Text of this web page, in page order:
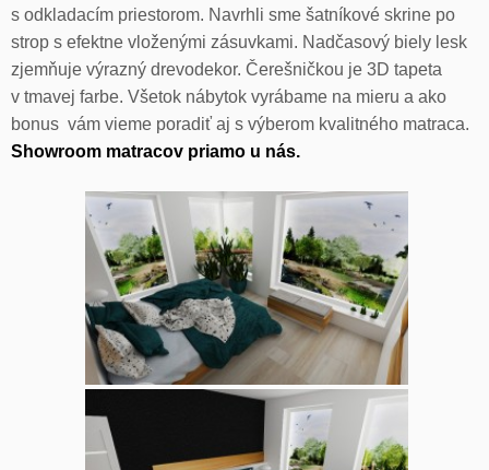
s odkladacím priestorom. Navrhli sme šatníkové skrine po
strop s efektne vloženými zásuvkami. Nadčasový biely lesk
zjemňuje výrazný drevodekor. Čerešničkou je 3D tapeta
v tmavej farbe. Všetok nábytok vyrábame na mieru a ako
bonus vám vieme poradiť aj s výberom kvalitného matraca.
Showroom matracov priamo u nás.